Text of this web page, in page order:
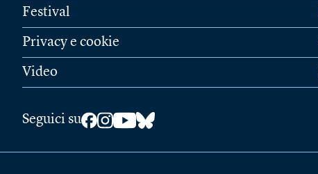
Festival
Privacy e cookie
Video
Seguici su